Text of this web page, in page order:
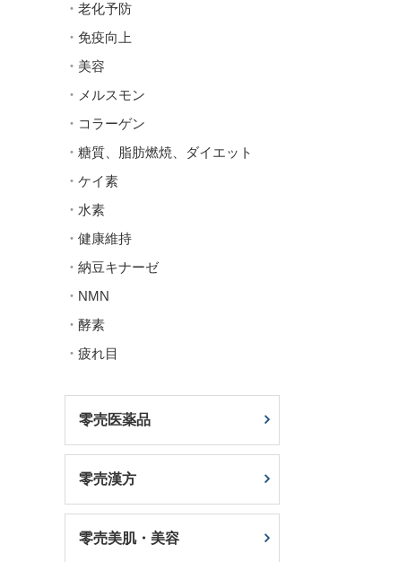
老化予防
免疫向上
美容
メルスモン
コラーゲン
糖質、脂肪燃焼、ダイエット
ケイ素
水素
健康維持
納豆キナーゼ
NMN
酵素
疲れ目
零売医薬品
零売漢方
零売美肌・美容